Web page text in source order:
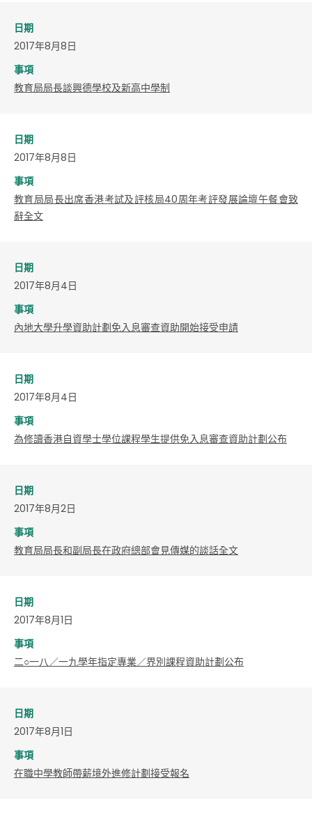
日期
2017年8月8日
事項
教育局局長談興德學校及新高中學制
日期
2017年8月8日
事項
教育局局長出席香港考試及評核局40周年考評發展論壇午餐會致
辭全文
日期
2017年8月4日
事項
內地大學升學資助計劃免入息審查資助開始接受申請
日期
2017年8月4日
事項
為修讀香港自資學士學位課程學生提供免入息審查資助計劃公布
日期
2017年8月2日
事項
教育局局長和副局長在政府總部會見傳媒的談話全文
日期
2017年8月1日
事項
二○一八／一九學年指定專業／界別課程資助計劃公布
日期
2017年8月1日
事項
在職中學教師帶薪境外進修計劃接受報名